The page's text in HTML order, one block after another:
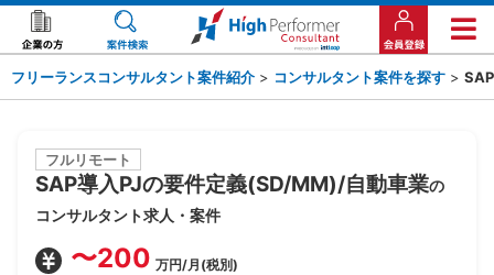
フリーランスコンサルタント案件紹介 > コンサルタント案件を探す >
フルリモート
SAP導入PJの要件定義(SD/MM)/自動車業の
コンサルタント求人・案件
〜200 万円/月(税別)